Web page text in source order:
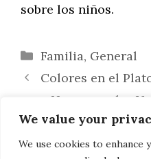
We value your
We use cookies to enhance
sobre los niños.
Categorías
Familia, General
Colores en el
para Hacer que las
para los Niños
Estrategias para